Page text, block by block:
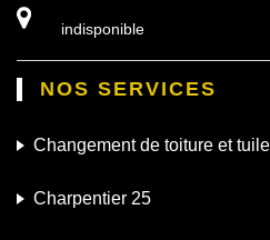
indisponible
NOS SERVICES
Changement de toiture et
Charpentier 25